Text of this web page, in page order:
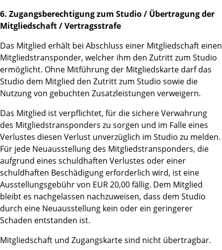
6. Zugangsberechtigung zum Studio / Übertragung der
Mitgliedschaft / Vertragsstrafe
Das Mitglied erhält bei Abschluss einer Mitgliedschaft einen
Mitgliedstransponder, welcher ihm den Zutritt zum Studio
ermöglicht. Ohne Mitführung der Mitgliedskarte darf das
Studio dem Mitglied den Zutritt zum Studio sowie die
Nutzung von gebuchten Zusatzleistungen verweigern.
Das Mitglied ist verpflichtet, für die sichere Verwahrung
des Mitgliedstransponders zu sorgen und im Falle eines
Verlustes diesen Verlust unverzüglich im Studio zu melden.
Für jede Neuausstellung des Mitgliedstransponders, die
aufgrund eines schuldhaften Verlustes oder einer
schuldhaften Beschädigung erforderlich wird, ist eine
Ausstellungsgebühr von EUR 20,00 fällig. Dem Mitglied
bleibt es nachgelassen nachzuweisen, dass dem Studio
durch eine Neuausstellung kein oder ein geringerer
Schaden entstanden ist.
Mitgliedschaft und Zugangskarte sind nicht übertragbar.